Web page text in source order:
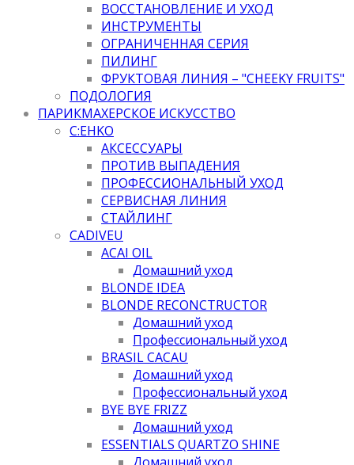
ВОССТАНОВЛЕНИЕ И УХОД
ИНСТРУМЕНТЫ
ОГРАНИЧЕННАЯ СЕРИЯ
ПИЛИНГ
ФРУКТОВАЯ ЛИНИЯ – "CHEEKY FRUITS"
ПОДОЛОГИЯ
ПАРИКМАХЕРСКОЕ ИСКУССТВО
C:EHKO
АКСЕССУАРЫ
ПРОТИВ ВЫПАДЕНИЯ
ПРОФЕССИОНАЛЬНЫЙ УХОД
СЕРВИСНАЯ ЛИНИЯ
СТАЙЛИНГ
CADIVEU
ACAI OIL
Домашний уход
BLONDE IDEA
BLONDE RECONCTRUCTOR
Домашний уход
Профессиональный уход
BRASIL CACAU
Домашний уход
Профессиональный уход
BYE BYE FRIZZ
Домашний уход
ESSENTIALS QUARTZO SHINE